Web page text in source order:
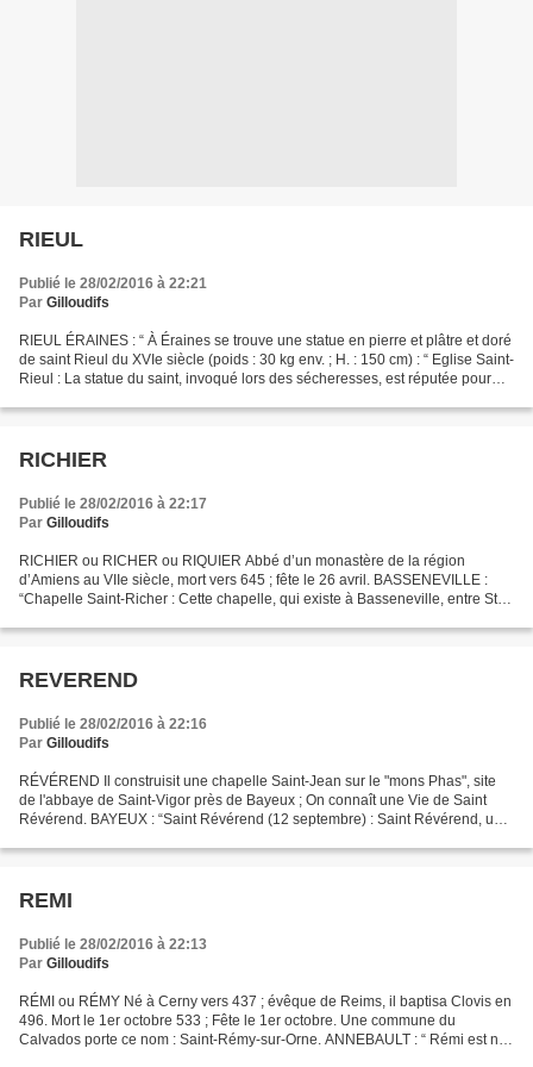
RIEUL
Publié le 28/02/2016 à 22:21
Par Gilloudifs
RIEUL ÉRAINES : “ À Éraines se trouve une statue en pierre et plâtre et doré
de saint Rieul du XVIe siècle (poids : 30 kg env. ; H. : 150 cm) : “ Eglise Saint-
Rieul : La statue du saint, invoqué lors des sécheresses, est réputée pour
RICHIER
Publié le 28/02/2016 à 22:17
Par Gilloudifs
RICHIER ou RICHER ou RIQUIER Abbé d’un monastère de la région
d’Amiens au VIIe siècle, mort vers 645 ; fête le 26 avril. BASSENEVILLE :
“Chapelle Saint-Richer : Cette chapelle, qui existe à Basseneville, entre St.-
REVEREND
Publié le 28/02/2016 à 22:16
Par Gilloudifs
RÉVÉREND Il construisit une chapelle Saint-Jean sur le "mons Phas", site
de l'abbaye de Saint-Vigor près de Bayeux ; On connaît une Vie de Saint
Révérend. BAYEUX : “Saint Révérend (12 septembre) : Saint Révérend, un
REMI
Publié le 28/02/2016 à 22:13
Par Gilloudifs
RÉMI ou RÉMY Né à Cerny vers 437 ; évêque de Reims, il baptisa Clovis en
496. Mort le 1er octobre 533 ; Fête le 1er octobre. Une commune du
Calvados porte ce nom : Saint-Rémy-sur-Orne. ANNEBAULT : “ Rémi est né